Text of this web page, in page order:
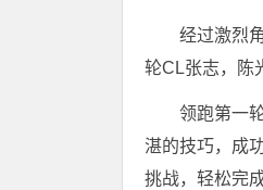
经过激烈
轮CL张志，陈
领跑第一
湛的技巧，成
挑战，轻松完